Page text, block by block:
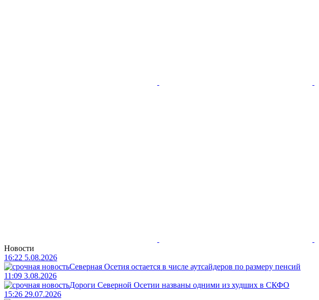
Новости
16:22 5.08.2026
Северная Осетия остается в числе аутсайдеров по размеру пенсий
11:09 3.08.2026
Дороги Северной Осетии названы одними из худших в СКФО
15:26 29.07.2026